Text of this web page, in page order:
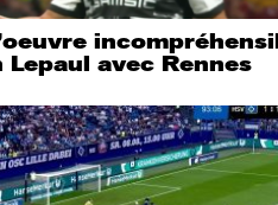
Lepaul avec Rennes